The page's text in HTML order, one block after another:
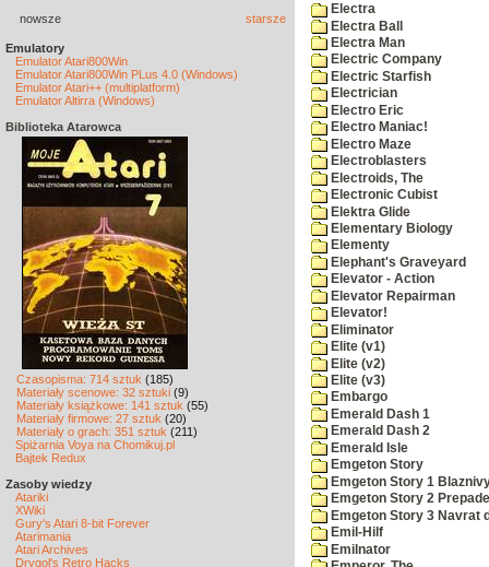
nowsze starsze
Emulatory
Emulator Atari800Win
Emulator Atari800Win PLus 4.0 (Windows)
Emulator Atari++ (multiplatform)
Emulator Altirra (Windows)
Biblioteka Atarowca
Czasopisma: 714 sztuk (185)
Materiały scenowe: 32 sztuki (9)
Materiały książkowe: 141 sztuk (55)
Materiały firmowe: 27 sztuk (20)
Materiały o grach: 351 sztuk (211)
Spiżarnia Voya na Chomikuj.pl
Bajtek Redux
Zasoby wiedzy
Atariki
XWiki
Gury's Atari 8-bit Forever
Atarimania
Atari Archives
Drygol's Retro Hacks
Electra
Electra Ball
Electra Man
Electric Company
Electric Starfish
Electrician
Electro Eric
Electro Maniac!
Electro Maze
Electroblasters
Electroids, The
Electronic Cubist
Elektra Glide
Elementary Biology
Elementy
Elephant's Graveyard
Elevator - Action
Elevator Repairman
Elevator!
Eliminator
Elite (v1)
Elite (v2)
Elite (v3)
Embargo
Emerald Dash 1
Emerald Dash 2
Emerald Isle
Emgeton Story
Emgeton Story 1
Emgeton Story 2
Emgeton Story 3 Navrat
Emil-Hilf
Emilnator